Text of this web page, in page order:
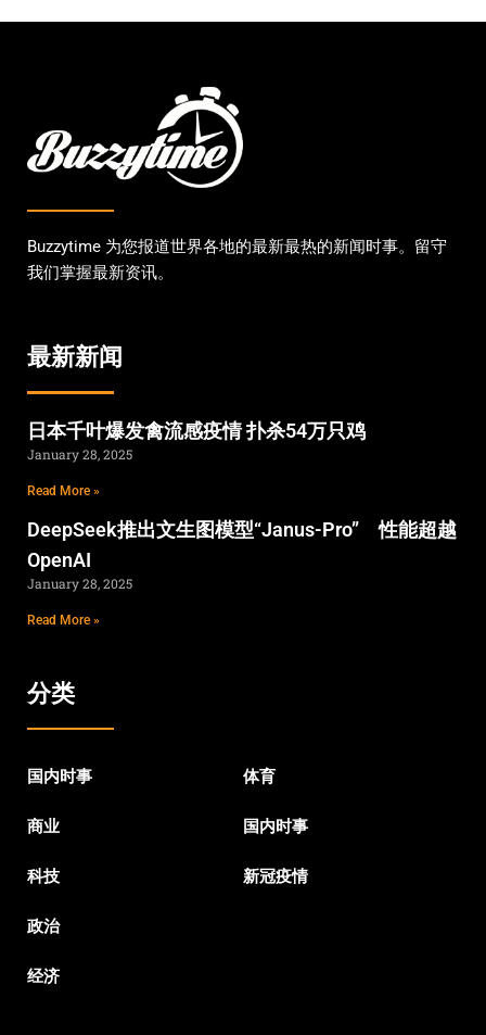
Buzzytime 为您报道世界各地的最新最热的新闻时事。留守
我们掌握最新资讯。
最新新闻
日本千叶爆发禽流感疫情 扑杀54万只鸡
January 28, 2025
Read More »
DeepSeek推出文生图模型“Janus-Pro” 性能超越
OpenAI
January 28, 2025
Read More »
分类
国内时事
商业
科技
政治
经济
体育
国内时事
新冠疫情